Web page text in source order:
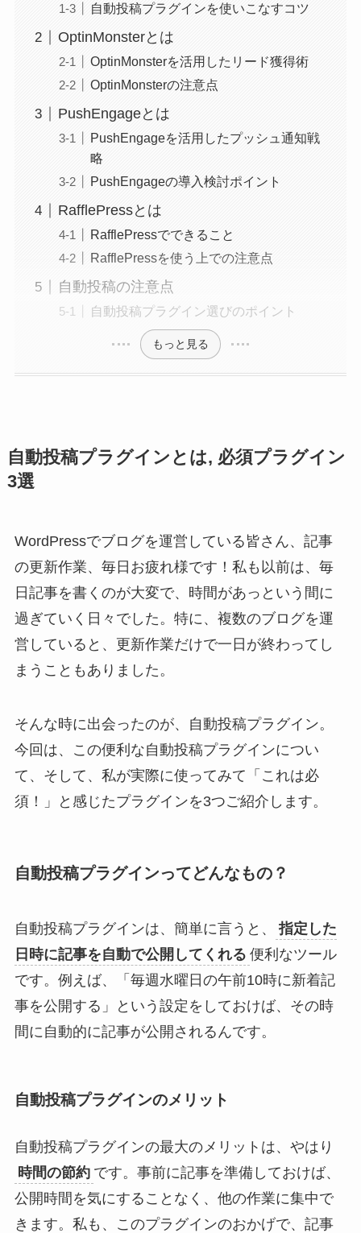
自動投稿プラグインを使いこなすコツ
OptinMonsterとは
OptinMonsterを活用したリード獲得術
OptinMonsterの注意点
PushEngageとは
PushEngageを活用したプッシュ通知戦
略
PushEngageの導入検討ポイント
RafflePressとは
RafflePressでできること
RafflePressを使う上での注意点
自動投稿の注意点
自動投稿プラグイン選びのポイント
もっと見る
自動投稿プラグインとは, 必須プラグイン
3選
WordPressでブログを運営している皆さん、記事
の更新作業、毎日お疲れ様です！私も以前は、毎
日記事を書くのが大変で、時間があっという間に
過ぎていく日々でした。特に、複数のブログを運
営していると、更新作業だけで一日が終わってし
まうこともありました。
そんな時に出会ったのが、自動投稿プラグイン。
今回は、この便利な自動投稿プラグインについ
て、そして、私が実際に使ってみて「これは必
須！」と感じたプラグインを3つご紹介します。
自動投稿プラグインってどんなもの？
自動投稿プラグインは、簡単に言うと、
指定した
日時に記事を自動で公開してくれる 便利なツール
です。例えば、「毎週水曜日の午前10時に新着記
事を公開する」という設定をしておけば、その時
間に自動的に記事が公開されるんです。
自動投稿プラグインのメリット
自動投稿プラグインの最大のメリットは、やはり
時間の節約 です。事前に記事を準備しておけば、
公開時間を気にすることなく、他の作業に集中で
きます。私も、このプラグインのおかげで、記事